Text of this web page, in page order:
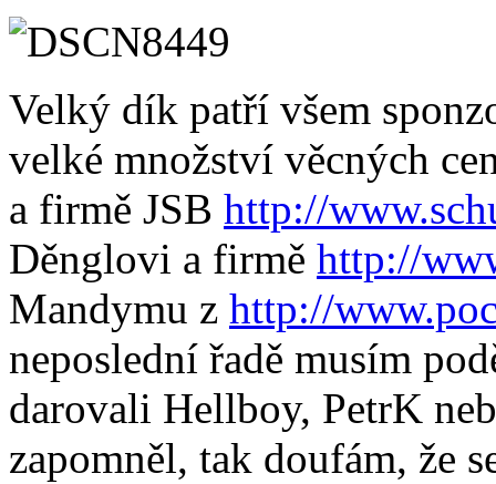
Velký dík patří všem
velké množství věcných
a firmě JSB http://
Děnglovi a firmě http://
Mandymu z http://
neposlední řadě musím
darovali Hellboy, PetrK
zapomněl, tak doufám,